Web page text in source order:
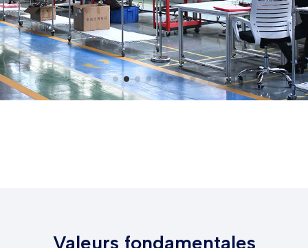
Valeurs fondamentales